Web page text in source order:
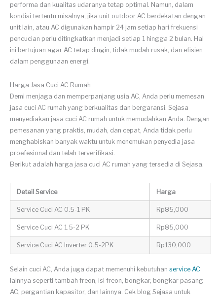
performa dan kualitas udaranya tetap optimal. Namun, dalam
kondisi tertentu misalnya, jika unit outdoor AC berdekatan dengan
unit lain, atau AC digunakan hampir 24 jam setiap hari frekuensi
pencucian perlu ditingkatkan menjadi setiap 1 hingga 2 bulan. Hal
ini bertujuan agar AC tetap dingin, tidak mudah rusak, dan efisien
dalam penggunaan energi.
Harga Jasa Cuci AC Rumah
Demi menjaga dan memperpanjang usia AC, Anda perlu memesan
jasa cuci AC rumah yang berkualitas dan bergaransi. Sejasa
menyediakan jasa cuci AC rumah untuk memudahkan Anda. Dengan
pemesanan yang praktis, mudah, dan cepat, Anda tidak perlu
menghabiskan banyak waktu untuk menemukan penyedia jasa
proefesional dan telah terverifikasi.
Berikut adalah harga jasa cuci AC rumah yang tersedia di Sejasa.
Detail Service Harga
Service Cuci AC 0.5-1 PK Rp85,000
Service Cuci AC 1.5-2 PK Rp85,000
Service Cuci AC Inverter 0.5-2PK Rp130,000
Selain cuci AC, Anda juga dapat memenuhi kebutuhan service AC
lainnya seperti tambah freon, isi freon, bongkar, bongkar pasang
AC, pergantian kapasitor, dan lainnya. Cek blog Sejasa untuk